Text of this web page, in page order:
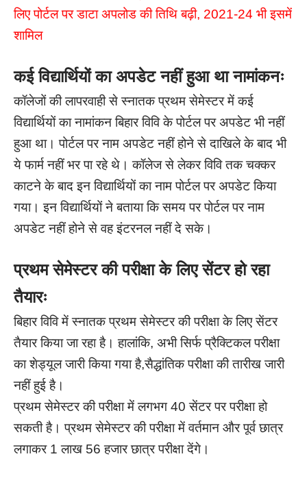
लिए पोर्टल पर डाटा अपलोड की तिथि बढ़ी, 2021-24 भी इसमें
शामिल
कई विद्यार्थियों का अपडेट नहीं हुआ था नामांकनः
कॉलेजों की लापरवाही से स्नातक प्रथम सेमेस्टर में कई
विद्यार्थियों का नामांकन बिहार विवि के पोर्टल पर अपडेट भी नहीं
हुआ था। पोर्टल पर नाम अपडेट नहीं होने से दाखिले के बाद भी
ये फार्म नहीं भर पा रहे थे।कॉलेज से लेकर विवि तक चक्कर
काटने के बाद इन विद्यार्थियों का नाम पोर्टल पर अपडेट किया
गया। इन विद्यार्थियों ने बताया कि समय पर पोर्टल पर नाम
अपडेट नहीं होने से वह इंटरनल नहीं दे सके।
प्रथम सेमेस्टर की परीक्षा के लिए सेंटर हो रहा
तैयारः
बिहार विवि में स्नातक प्रथम सेमेस्टर की परीक्षा के लिए सेंटर
तैयार किया जा रहा है। हालांकि, अभी सिर्फ प्रैक्टिकल परीक्षा
का शेड्यूल जारी किया गया है,सैद्धांतिक परीक्षा की तारीख जारी
नहीं हुई है।
प्रथम सेमेस्टर की परीक्षा में लगभग 40 सेंटर पर परीक्षा हो
सकती है। प्रथम सेमेस्टर की परीक्षा में वर्तमान और पूर्व छात्र
लगाकर 1 लाख 56 हजार छात्र परीक्षा देंगे।